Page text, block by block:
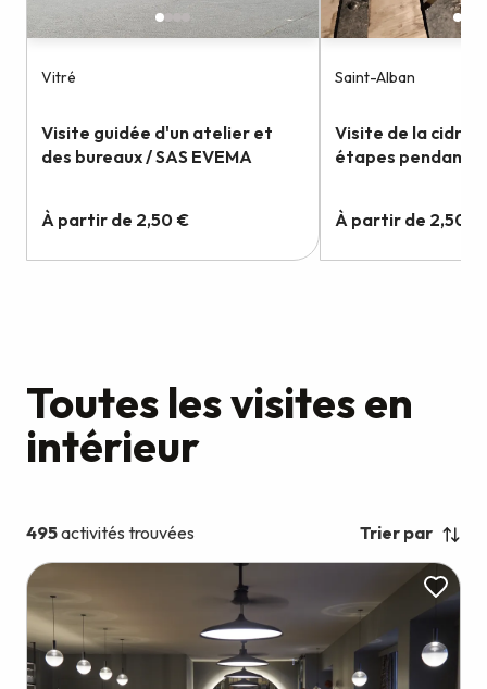
Toutes les visites en
intérieur